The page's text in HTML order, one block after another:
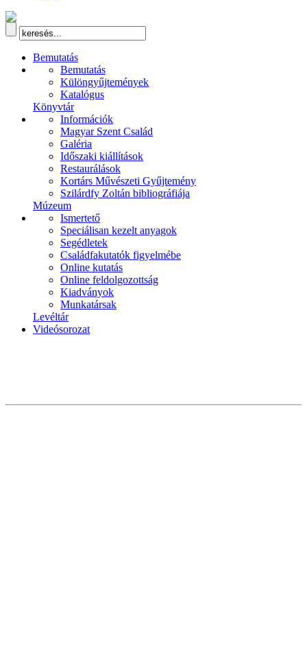
Bemutatás
Bemutatás
Különgyűjtemények
Katalógus
Könyvtár
Információk
Magyar Szent Család
Galéria
Időszaki kiállítások
Restaurálások
Kortárs Művészeti Gyűjtemény
Szilárdfy Zoltán bibliográfiája
Múzeum
Ismertető
Speciálisan kezelt anyagok
Segédletek
Családfakutatók figyelmébe
Online kutatás
Online feldolgozottság
Kiadványok
Munkatársak
Levéltár
Videósorozat